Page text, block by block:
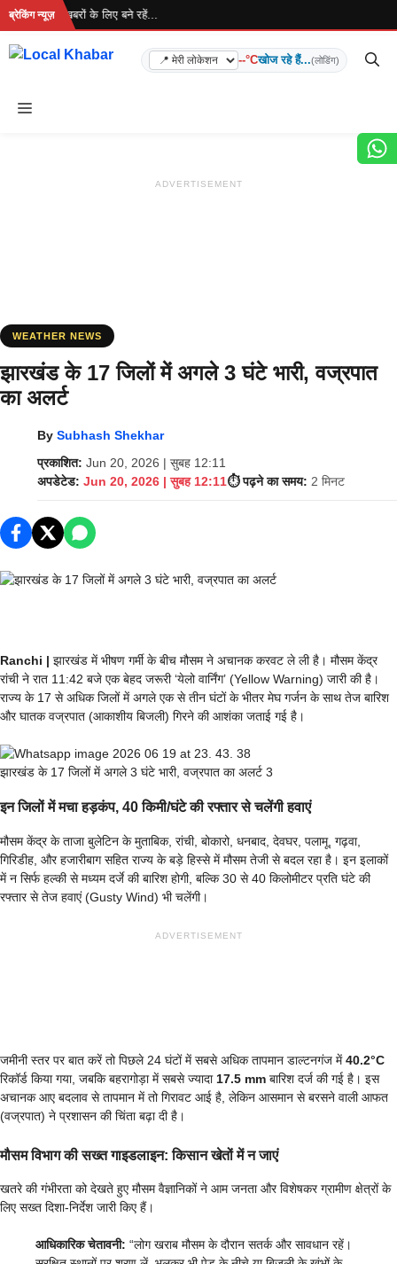
Skip
content
ब्रेकिंग न्यूज़
है... ताज़ा खबरों के लिए बने रहें...
--°Cखोज रहे हैं...(लोडिंग)
Menu
ADVERTISEMENT
WEATHER NEWS
झारखंड के 17 जिलों में अगले 3 घंटे भारी, वज्रपात
का अलर्ट
By Subhash Shekhar
प्रकाशित: Jun 20, 2026 | सुबह 12:11
अपडेटेड: Jun 20, 2026 | सुबह 12:11⏱️ पढ़ने का समय: 2 मिनट
Ranchi | झारखंड में भीषण गर्मी के बीच मौसम ने अचानक करवट ले ली है। मौसम केंद्र
रांची ने रात 11:42 बजे एक बेहद जरूरी ‘येलो वार्निंग’ (Yellow Warning) जारी की है।
राज्य के 17 से अधिक जिलों में अगले एक से तीन घंटों के भीतर मेघ गर्जन के साथ तेज बारिश
और घातक वज्रपात (आकाशीय बिजली) गिरने की आशंका जताई गई है।
झारखंड के 17 जिलों में अगले 3 घंटे भारी, वज्रपात का अलर्ट 3
इन जिलों में मचा हड़कंप, 40 किमी/घंटे की रफ्तार से चलेंगी हवाएं
मौसम केंद्र के ताजा बुलेटिन के मुताबिक, रांची, बोकारो, धनबाद, देवघर, पलामू, गढ़वा,
गिरिडीह, और हजारीबाग सहित राज्य के बड़े हिस्से में मौसम तेजी से बदल रहा है। इन इलाकों
में न सिर्फ हल्की से मध्यम दर्जे की बारिश होगी, बल्कि 30 से 40 किलोमीटर प्रति घंटे की
रफ्तार से तेज हवाएं (Gusty Wind) भी चलेंगी।
ADVERTISEMENT
जमीनी स्तर पर बात करें तो पिछले 24 घंटों में सबसे अधिक तापमान डाल्टनगंज में40.2°C
रिकॉर्ड किया गया, जबकि बहरागोड़ा में सबसे ज्यादा 17.5 mm बारिश दर्ज की गई है। इस
अचानक आए बदलाव से तापमान में तो गिरावट आई है, लेकिन आसमान से बरसने वाली आफत
(वज्रपात) ने प्रशासन की चिंता बढ़ा दी है।
मौसम विभाग की सख्त गाइडलाइन: किसान खेतों में न जाएं
खतरे की गंभीरता को देखते हुए मौसम वैज्ञानिकों ने आम जनता और विशेषकर ग्रामीण क्षेत्रों के
लिए सख्त दिशा-निर्देश जारी किए हैं।
आधिकारिक चेतावनी: “लोग खराब मौसम के दौरान सतर्क और सावधान रहें।